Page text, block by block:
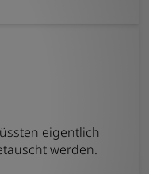
eigentlich
werden.